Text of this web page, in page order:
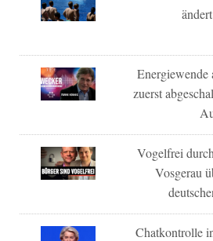
zuerst
Vogelfrei
Vosgerau
Chatkontrolle